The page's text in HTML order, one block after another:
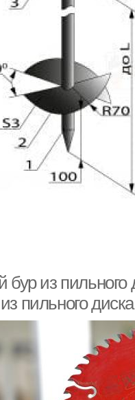
бур из
пильного диска